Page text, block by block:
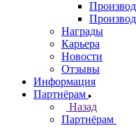
Награды
Карьера
Новости
Отзывы
Информация
Партнёрам
Назад
Партнёрам